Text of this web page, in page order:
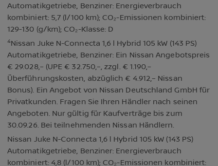
Automatikgetriebe, Benziner: Energieverbrauch
kombiniert: 5,7 (l/100 km); CO₂-Emissionen kombiniert:
129-130 (g/km); CO₂-Klasse: D
4Nissan Juke N-Connecta 1,6 l Hybrid 105 kW (143 PS)
Automatikgetriebe, Benziner: Ein Nissan Angebotspreis
€ 29.028,– (UPE € 32.750,–, zzgl. € 1.190,–
Überführungskosten, abzüglich € 4.912,– Nissan
Bonus). Ein Angebot von Nissan Deutschland GmbH für
Privatkunden. Fragen Sie Ihren Händler nach seinen
Angeboten. Nur gültig für Kaufverträge bis zum
30.09.26. Bei teilnehmenden Nissan Händlern.
Nissan Juke N-Connecta 1,6 l Hybrid 105 kW (143 PS)
Automatikgetriebe, Benziner: Energieverbrauch
kombiniert: 4,8 (l/100 km); CO₂-Emissionen kombiniert: